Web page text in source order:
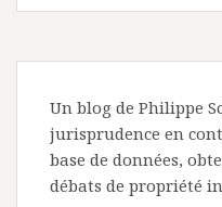
Un blog de Philippe
jurisprudence en
base de données,
débats de propriété